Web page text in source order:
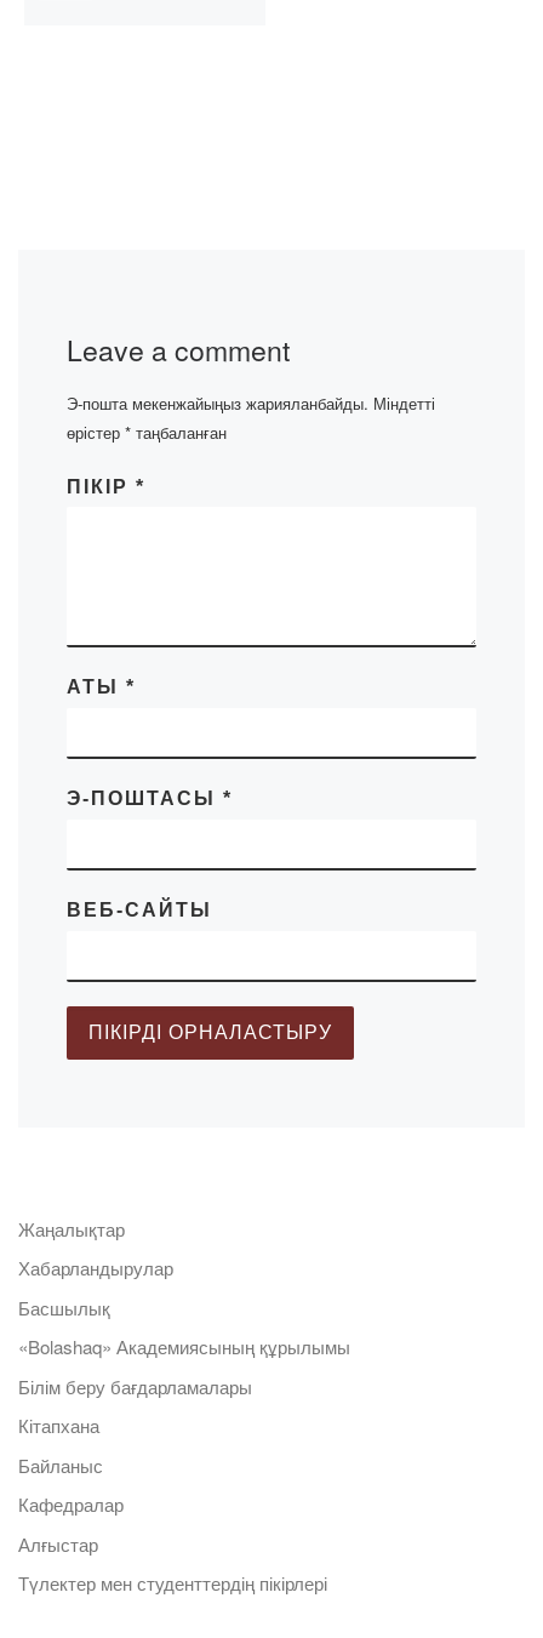
Leave a comment
Э-пошта мекенжайыңыз жарияланбайды. Міндетті
өрістер * таңбаланған
ПІКІР *
АТЫ *
Э-ПОШТАСЫ *
ВЕБ-САЙТЫ
Жаңалықтар
Хабарландырулар
Басшылық
«Bolashaq» Академиясының құрылымы
Білім беру бағдарламалары
Кітапхана
Байланыс
Кафедралар
Алғыстар
Түлектер мен студенттердің пікірлері